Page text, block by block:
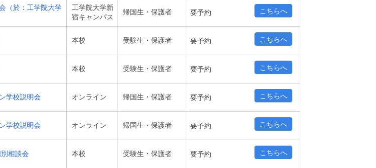
（於：工学院大学
工学院大学新
宿キャンパス
帰国生・保護者 要予約 こちらへ
本校 受験生・保護者 要予約 こちらへ
本校 受験生・保護者 要予約 こちらへ
学校説明会 オンライン 帰国生・保護者 要予約 こちらへ
学校説明会 オンライン 帰国生・保護者 要予約 こちらへ
相談会 本校 受験生・保護者 要予約 こちらへ